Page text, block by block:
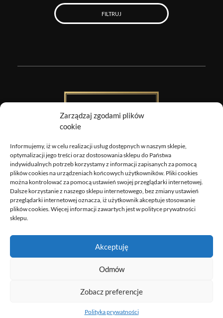
Zarządzaj zgodami plików
cookie
Informujemy, iż w celu realizacji usług dostępnych w naszym sklepie,
optymalizacji jego treści oraz dostosowania sklepu do Państwa
indywidualnych potrzeb korzystamy z informacji zapisanych za pomocą
plików cookies na urządzeniach końcowych użytkowników. Pliki cookies
można kontrolować za pomocą ustawień swojej przeglądarki internetowej.
Dalsze korzystanie z naszego sklepu internetowego, bez zmiany ustawień
przeglądarki internetowej oznacza, iż użytkownik akceptuje stosowanie
plików cookies. Więcej informacji zawartych jest w polityce prywatności
sklepu.
Akceptuję
Odmów
Zobacz preferencje
Polityka prywatności
FILTRUJ
Obrazy Sztuki
DOSTAWA
ZWROTY I REKLAMACJE
REGULAMIN
POLITYKA PRYWATNOŚCI
Skontaktuj się z nami!